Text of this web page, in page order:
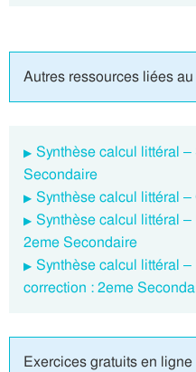
Autres ressources liées
Synthèse calcul littéral
Secondaire
Synthèse calcul littéral
Synthèse calcul littéral
2eme Secondaire
Synthèse calcul littéral
correction : 2eme
Exercices gratuits en ligne